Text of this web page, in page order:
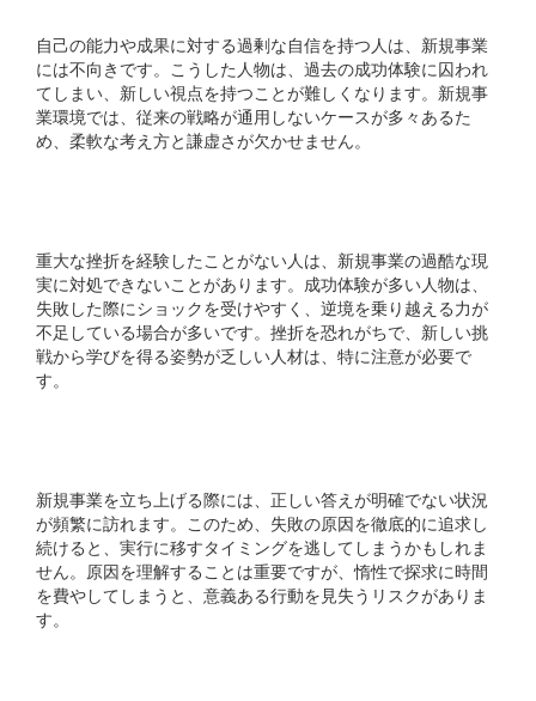
自己の能力や成果に対する過剰な自信を持つ人は、新規事業
には不向きです。こうした人物は、過去の成功体験に囚われ
てしまい、新しい視点を持つことが難しくなります。新規事
業環境では、従来の戦略が通用しないケースが多々あるた
め、柔軟な考え方と謙虚さが欠かせません。
重大な挫折を経験したことがない人は、新規事業の過酷な現
実に対処できないことがあります。成功体験が多い人物は、
失敗した際にショックを受けやすく、逆境を乗り越える力が
不足している場合が多いです。挫折を恐れがちで、新しい挑
戦から学びを得る姿勢が乏しい人材は、特に注意が必要で
す。
新規事業を立ち上げる際には、正しい答えが明確でない状況
が頻繁に訪れます。このため、失敗の原因を徹底的に追求し
続けると、実行に移すタイミングを逃してしまうかもしれま
せん。原因を理解することは重要ですが、惰性で探求に時間
を費やしてしまうと、意義ある行動を見失うリスクがありま
す。